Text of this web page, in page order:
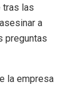
tras las
a
preguntas
la empresa